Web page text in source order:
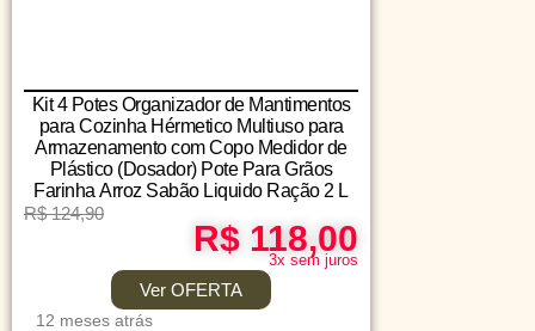
Kit 4 Potes Organizador de Mantimentos
para Cozinha Hérmetico Multiuso para
Armazenamento com Copo Medidor de
Plástico (Dosador) Pote Para Grãos
Farinha Arroz Sabão Liquido Ração 2 L
R$ 124,90
R$ 118,00
3x sem juros
Ver OFERTA
12 meses atrás